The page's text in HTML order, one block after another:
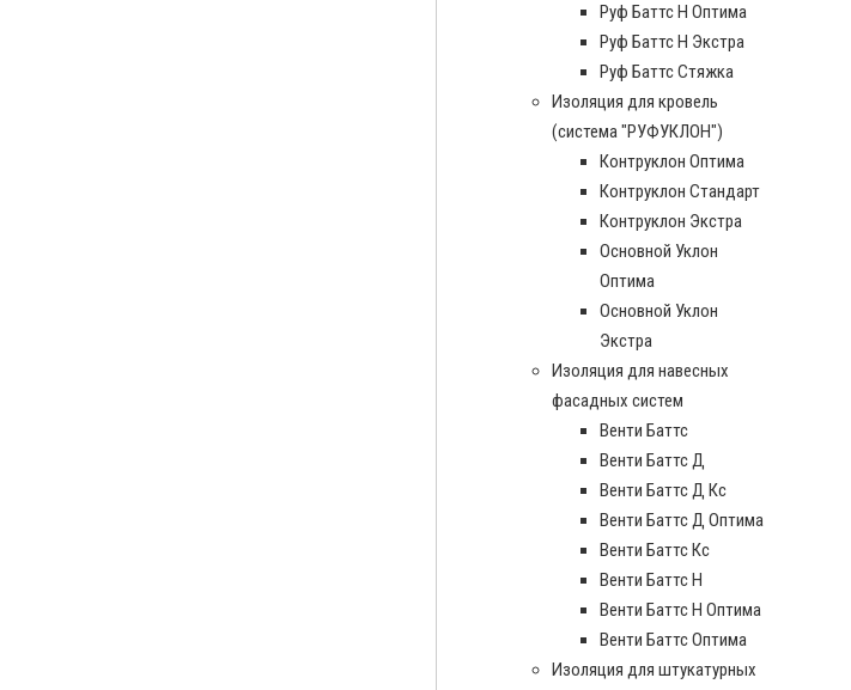
Руф Баттс Н Оптима
Руф Баттс Н Экстра
Руф Баттс Стяжка
Изоляция для кровель
(система "РУФУКЛОН")
Контруклон Оптима
Контруклон Стандарт
Контруклон Экстра
Основной Уклон
Оптима
Основной Уклон
Экстра
Изоляция для навесных
фасадных систем
Венти Баттс
Венти Баттс Д
Венти Баттс Д Кс
Венти Баттс Д Оптима
Венти Баттс Кс
Венти Баттс Н
Венти Баттс Н Оптима
Венти Баттс Оптима
Изоляция для штукатурных